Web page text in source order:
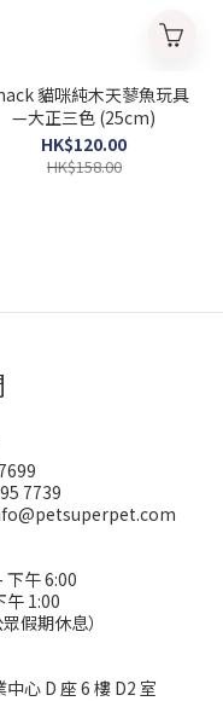
貓咪純木天蓼魚玩具
—大正三色 (25cm)
HK$120.00
HK$158.00
7739
下午 6:00
午 1:00
假期休息）
心 D 座 6 樓 D2 室